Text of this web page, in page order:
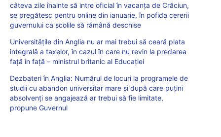
câteva zile înainte să intre oficial în vacanța de Crăciun,
se pregătesc pentru online din ianuarie, în pofida cererii
guvernului ca școlile să rămână deschise
Universitățile din Anglia nu ar mai trebui să ceară plata
integrală a taxelor, în cazul în care nu revin la predarea
față în față – ministrul britanic al Educației
Dezbateri în Anglia: Numărul de locuri la programele de
studii cu abandon universitar mare și după care puțini
absolvenți se angajează ar trebui să fie limitate,
propune Guvernul